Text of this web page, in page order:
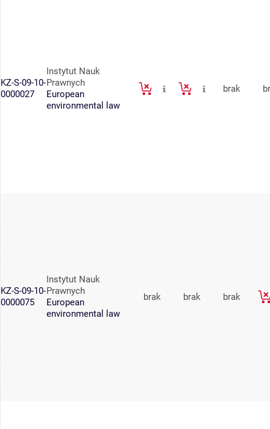
KZ-S-09-10-
0000027
Instytut Nauk
Prawnych
European
environmental law
brak
KZ-S-09-10-
0000075
Instytut Nauk
Prawnych
European
environmental law
brak brak brak